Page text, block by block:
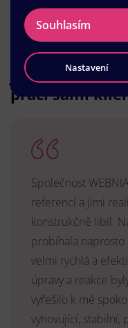
Kontaktujte nás
Jak hodnotí
práci sami
Společnost
referencí a jimi
konstrukčně libíl.
probíhala naprosto
velmi rychlá a
úpravy a reakce
vyřešilo k mé
vyhovující, stabilní,
Souhlasím
Nastavení